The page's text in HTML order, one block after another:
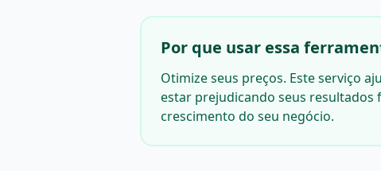
Por que usar essa
Otimize seus preços. Este serviço
estar prejudicando seus resultados
crescimento do seu negócio.